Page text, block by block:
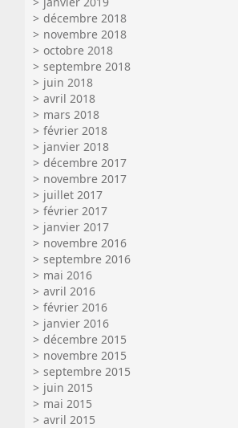
décembre 2018
novembre 2018
octobre 2018
septembre 2018
juin 2018
avril 2018
mars 2018
février 2018
janvier 2018
décembre 2017
novembre 2017
juillet 2017
février 2017
janvier 2017
novembre 2016
septembre 2016
mai 2016
avril 2016
février 2016
janvier 2016
décembre 2015
novembre 2015
septembre 2015
juin 2015
mai 2015
avril 2015